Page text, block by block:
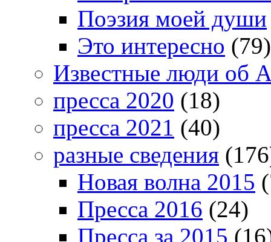
Поэзия моей души
Это интересно (79)
Известные люди об
пресса 2020 (18)
пресса 2021 (40)
разные сведения
Новая волна 2015
Пресса 2016 (24)
Пресса за 2015